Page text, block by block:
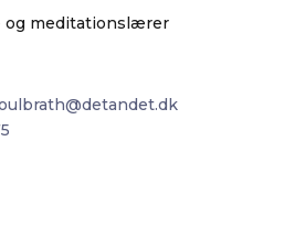
og meditationslærer